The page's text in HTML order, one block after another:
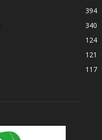
394
340
124
121
117